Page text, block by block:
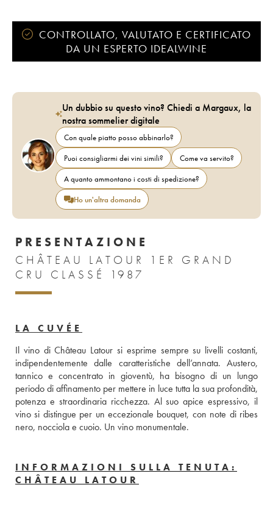
CONTROLLATO, VALUTATO E CERTIFICATO
DA UN ESPERTO IDEALWINE
Un dubbio su questo vino? Chiedi a Margaux, la
nostra sommelier digitale
Con quale piatto posso abbinarlo?
Puoi consigliarmi dei vini simili?
Come va servito?
A quanto ammontano i costi di spedizione?
Ho un'altra domanda
PRESENTAZIONE
CHÂTEAU LATOUR 1ER GRAND
CRU CLASSÉ 1987
LA CUVÉE
Il vino di Château Latour si esprime sempre su livelli costanti,
indipendentemente dalle caratteristiche dell’annata. Austero,
tannico e concentrato in gioventù, ha bisogno di un lungo
periodo di affinamento per mettere in luce tutta la sua profondità,
potenza e straordinaria ricchezza. Al suo apice espressivo, il
vino si distingue per un eccezionale bouquet, con note di ribes
nero, nocciola e cuoio. Un vino monumentale.
INFORMAZIONI SULLA TENUTA:
CHÂTEAU LATOUR